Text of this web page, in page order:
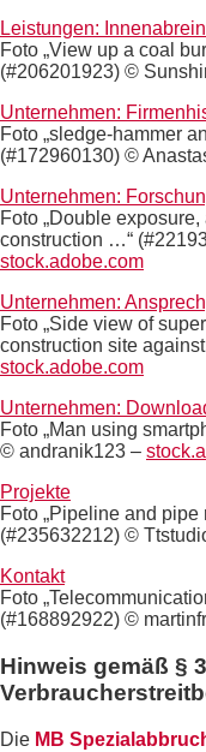
Leistungen:
Foto „View up a coal
(#206201923) ©
Unternehmen:
Foto „sledge-hammer
(#172960130) ©
Unternehmen:
Foto „Double
construction …“
stock.adobe.com
Unternehmen:
Foto „Side view of
construction site
stock.adobe.com
Unternehmen:
Foto „Man using
© andranik123 –
Projekte
Foto „Pipeline and
(#235632212) ©
Kontakt
Foto
(#168892922) ©
Hinweis gemäß §
Die MB